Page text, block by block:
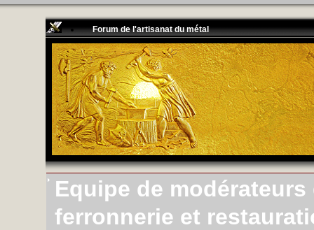
Forum de l'artisanat du métal
Equipe de
ferronnerie et